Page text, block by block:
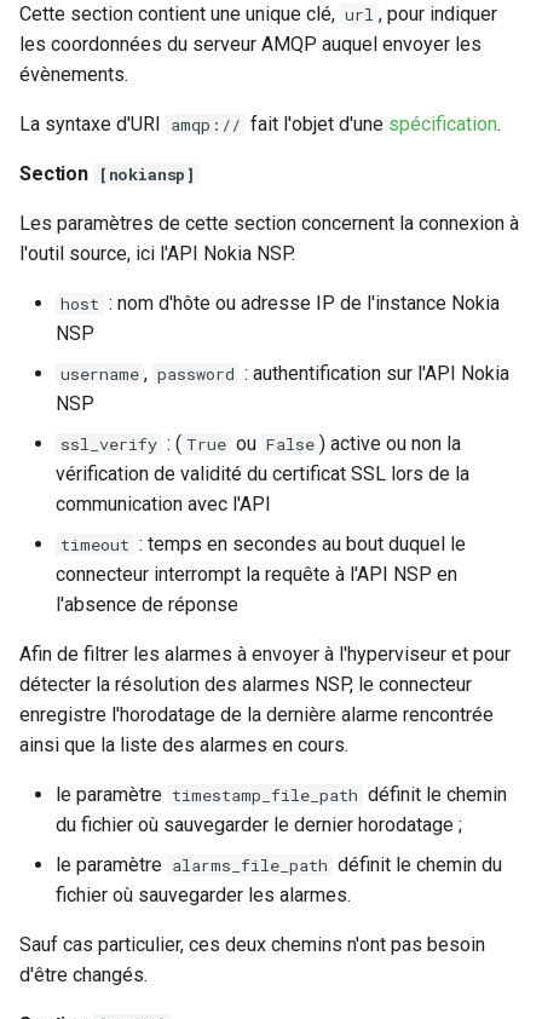
Cette section contient une unique clé, url , pour indiquer
les coordonnées du serveur AMQP auquel envoyer les
évènements.
La syntaxe d'URI amqp:// fait l'objet d'une spécification.
Section [nokiansp]
Les paramètres de cette section concernent la connexion à
l'outil source, ici l'API Nokia NSP.
host : nom d'hôte ou adresse IP de l'instance Nokia
NSP
username , password : authentification sur l'API Nokia
NSP
ssl_verify : ( True ou False ) active ou non la
vérification de validité du certificat SSL lors de la
communication avec l'API
timeout : temps en secondes au bout duquel le
connecteur interrompt la requête à l'API NSP en
l'absence de réponse
Afin de filtrer les alarmes à envoyer à l'hyperviseur et pour
détecter la résolution des alarmes NSP, le connecteur
enregistre l'horodatage de la dernière alarme rencontrée
ainsi que la liste des alarmes en cours.
le paramètre timestamp_file_path définit le chemin
du fichier où sauvegarder le dernier horodatage ;
le paramètre alarms_file_path définit le chemin du
fichier où sauvegarder les alarmes.
Sauf cas particulier, ces deux chemins n'ont pas besoin
d'être changés.